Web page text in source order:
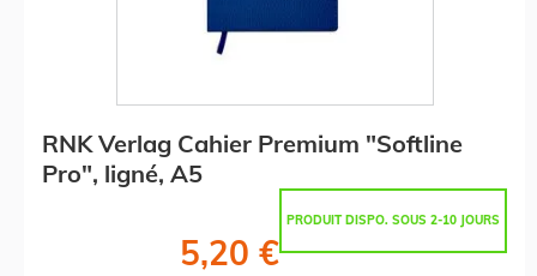
RNK Verlag Cahier Premium "Softline
Pro", ligné, A5
PRODUIT DISPO. SOUS 2-10 JOURS
5,20 €